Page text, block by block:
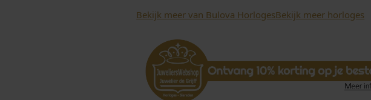
Bekijk meer van Bulova HorlogesBekijk meer horloges